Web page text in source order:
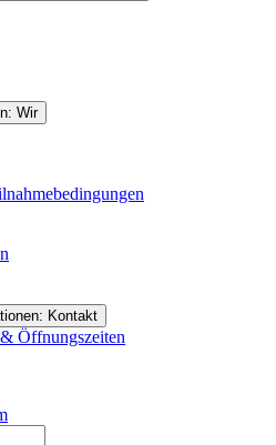
Wir
Kontakt
Öffnungszeiten